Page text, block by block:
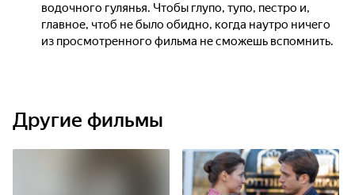
водочного гулянья. Чтобы глупо, тупо, пестро и,
главное, чтоб не было обидно, когда наутро ничего
из просмотренного фильма не сможешь вспомнить.
Другие фильмы